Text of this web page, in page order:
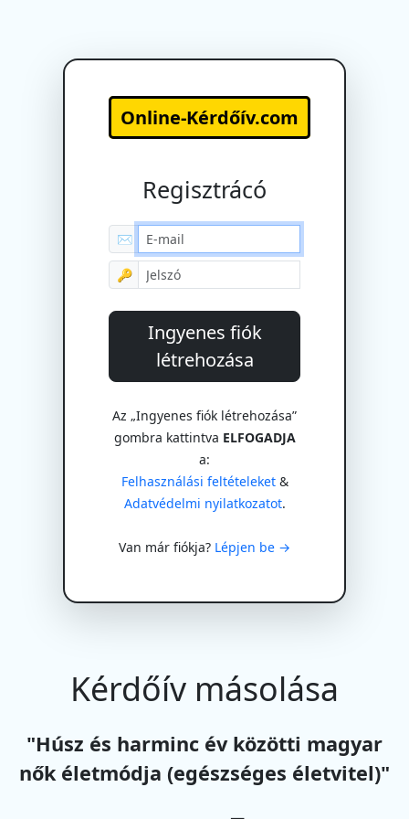
Online-Kérdőív.com
Regisztrácó
✉
🔑
Ingyenes fiók
létrehozása
Az „Ingyenes fiók létrehozása”
gombra kattintva ELFOGADJA
a:
Felhasználási feltételeket&
Adatvédelmi nyilatkozatot.
Van már fiókja? Lépjen be →
Kérdőív másolása
"Húsz és harminc év közötti magyar
nők életmódja (egészséges életvitel)"